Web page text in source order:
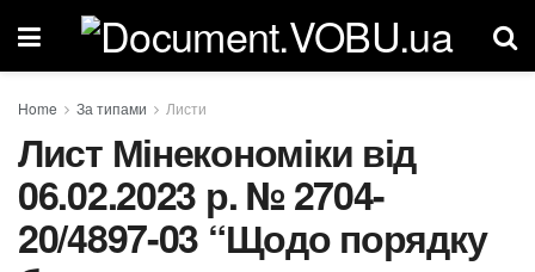
Home За типами Листи
Лист Мінекономіки від
06.02.2023 р. № 2704-
20/4897-03 “Щодо порядку